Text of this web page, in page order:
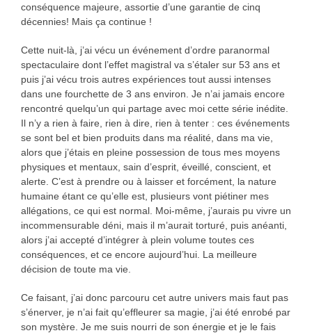
conséquence majeure, assortie d’une garantie de cinq
décennies! Mais ça continue !
Cette nuit-là, j’ai vécu un événement d’ordre paranormal
spectaculaire dont l’effet magistral va s’étaler sur 53 ans et
puis j’ai vécu trois autres expériences tout aussi intenses
dans une fourchette de 3 ans environ. Je n’ai jamais encore
rencontré quelqu’un qui partage avec moi cette série inédite.
Il n’y a rien à faire, rien à dire, rien à tenter : ces événements
se sont bel et bien produits dans ma réalité, dans ma vie,
alors que j’étais en pleine possession de tous mes moyens
physiques et mentaux, sain d’esprit, éveillé, conscient, et
alerte. C’est à prendre ou à laisser et forcément, la nature
humaine étant ce qu’elle est, plusieurs vont piétiner mes
allégations, ce qui est normal. Moi-même, j’aurais pu vivre un
incommensurable déni, mais il m’aurait torturé, puis anéanti,
alors j’ai accepté d’intégrer à plein volume toutes ces
conséquences, et ce encore aujourd’hui. La meilleure
décision de toute ma vie.
Ce faisant, j’ai donc parcouru cet autre univers mais faut pas
s’énerver, je n’ai fait qu’effleurer sa magie, j’ai été enrobé par
son mystère. Je me suis nourri de son énergie et je le fais